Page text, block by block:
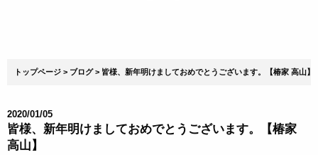
トップページ ブログ 皆様、新年明けましておめでとうございます。【椿家 高山】
2020/01/05
皆様、新年明けましておめでとうございます。【椿家
高山】